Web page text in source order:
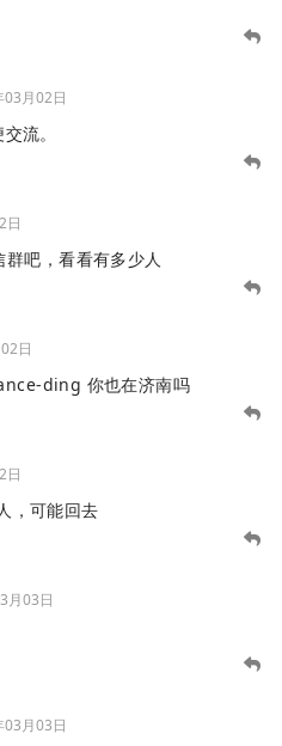
月02日
流。
日
吧，看看有多少人
日
ding 你也在济南吗
日
，可能回去
月03日
月03日